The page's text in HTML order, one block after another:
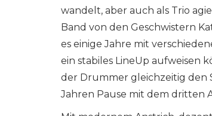
wandelt, aber auch als Trio
Band von den Geschwistern
es einige Jahre mit
ein stabiles LineUp aufweisen
der Drummer gleichzeitig den
Jahren Pause mit dem dritten